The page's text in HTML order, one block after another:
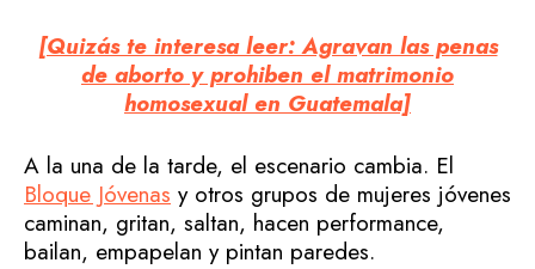
[Quizás te interesa leer: Agravan las penas
de aborto y prohiben el matrimonio
homosexual en Guatemala]
A la una de la tarde, el escenario cambia. El
Bloque Jóvenas y otros grupos de mujeres jóvenes
caminan, gritan, saltan, hacen performance,
bailan, empapelan y pintan paredes.